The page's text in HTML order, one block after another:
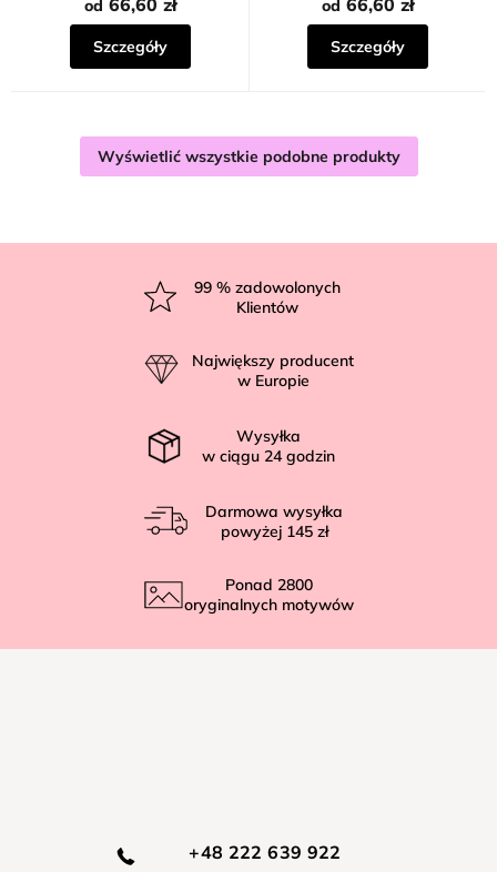
5
gwiazdek.
od
Szczegóły
od
Szczegóły
Wyświetlić wszystkie podobne produkty
99 % zadowolonych
Klientów
Największy producent
w Europie
Wysyłka
w ciągu 24 godzin
Darmowa wysyłka
powyżej 145 zł
Ponad 2800
oryginalnych motywów
+48 222 639 922